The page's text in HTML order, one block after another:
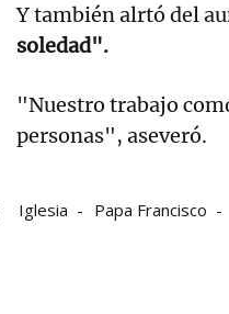
Y también alrtó del
soledad".
"Nuestro trabajo
personas", aseveró.
Iglesia Papa Francisco